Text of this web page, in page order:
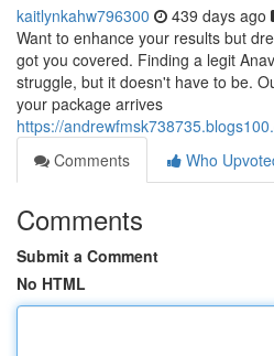
kaitlynkahw796300 439 days ago
Want to enhance your results but
got you covered. Finding a legit
struggle, but it doesn't have to be.
your package arrives
https://
Comments
Who
Comments
Submit a Comment
No HTML